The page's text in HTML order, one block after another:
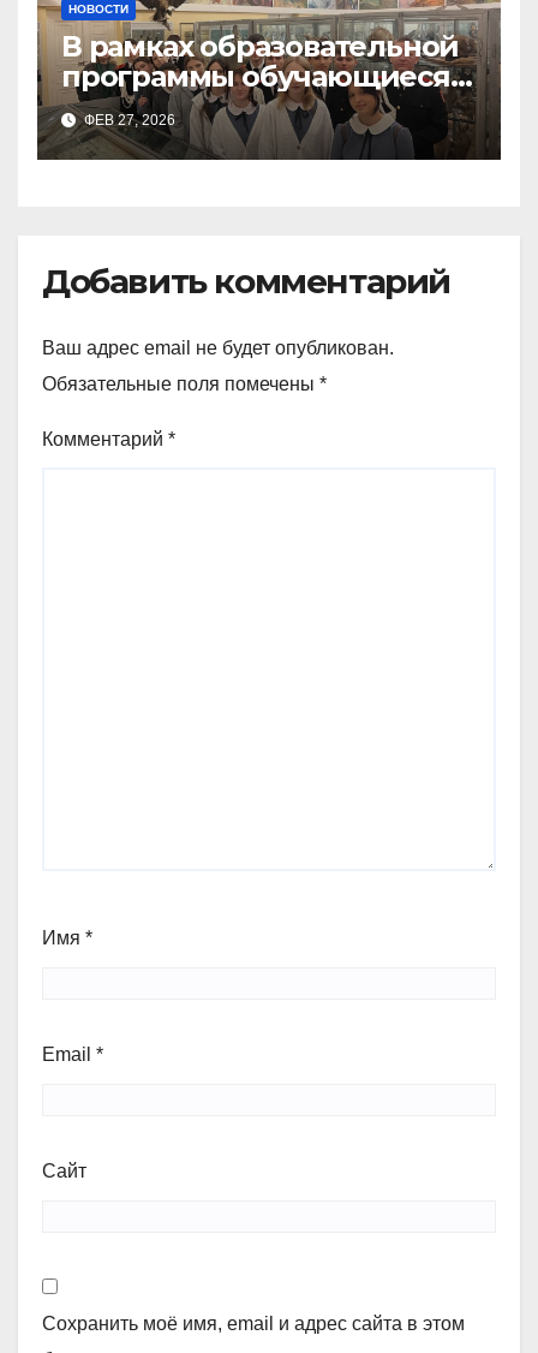
НОВОСТИ
В рамках образовательной
программы обучающиеся
9а,8,9б классов посетили
зоологический музей и
ФЕВ 27, 2026
Добавить комментарий
Ваш адрес email не будет опубликован.
Обязательные поля помечены *
Комментарий *
Имя *
Email *
Сайт
Сохранить моё имя, email и адрес сайта в этом